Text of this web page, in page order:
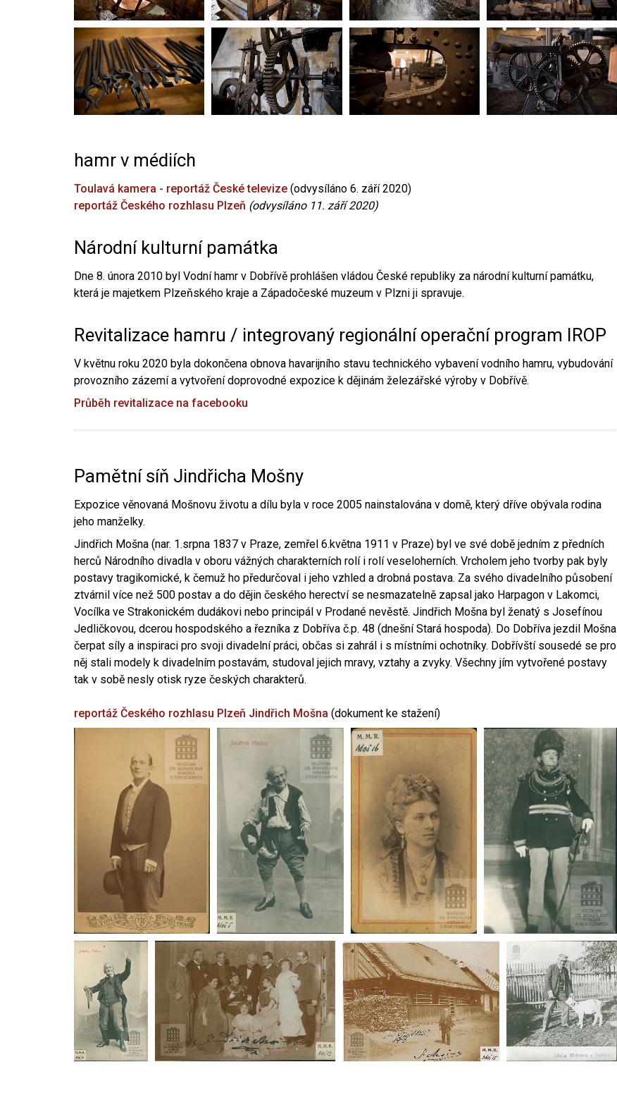
hamr v médiích
Toulavá kamera - reportáž České televize (odvysíláno 6. září 2020)
reportáž Českého rozhlasu Plzeň (odvysíláno 11. září 2020)
Národní kulturní památka
Dne 8. února 2010 byl Vodní hamr v Dobřívě prohlášen vládou České republiky za národní kulturní památku,
která je majetkem Plzeňského kraje a Západočeské muzeum v Plzni ji spravuje.
Revitalizace hamru / integrovaný regionální operační program IROP
V květnu roku 2020 byla dokončena obnova havarijního stavu technického vybavení vodního hamru, vybudování
provozního zázemí a vytvoření doprovodné expozice k dějinám železářské výroby v Dobřívě.
Průběh revitalizace na facebooku
Pamětní síň Jindřicha Mošny
Expozice věnovaná Mošnovu životu a dílu byla v roce 2005 nainstalována v domě, který dříve obývala rodina
jeho manželky.
Jindřich Mošna (nar. 1.srpna 1837 v Praze, zemřel 6.května 1911 v Praze) byl ve své době jedním z předních
herců Národního divadla v oboru vážných charakterních rolí i rolí veseloherních. Vrcholem jeho tvorby pak byly
postavy tragikomické, k čemuž ho předurčoval i jeho vzhled a drobná postava. Za svého divadelního působení
ztvárnil více než 500 postav a do dějin českého herectví se nesmazatelně zapsal jako Harpagon v Lakomci,
Vocílka ve Strakonickém dudákovi nebo principál v Prodané nevěstě. Jindřich Mošna byl ženatý s Josefínou
Jedličkovou, dcerou hospodského a řezníka z Dobříva č.p. 48 (dnešní Stará hospoda). Do Dobříva jezdil Mošna
čerpat síly a inspiraci pro svoji divadelní práci, občas si zahrál i s místními ochotníky. Dobřívští sousedé se pro
něj stali modely k divadelním postavám, studoval jejich mravy, vztahy a zvyky. Všechny jím vytvořené postavy
tak v sobě nesly otisk ryze českých charakterů.
reportáž Českého rozhlasu Plzeň Jindřich Mošna (dokument ke stažení)